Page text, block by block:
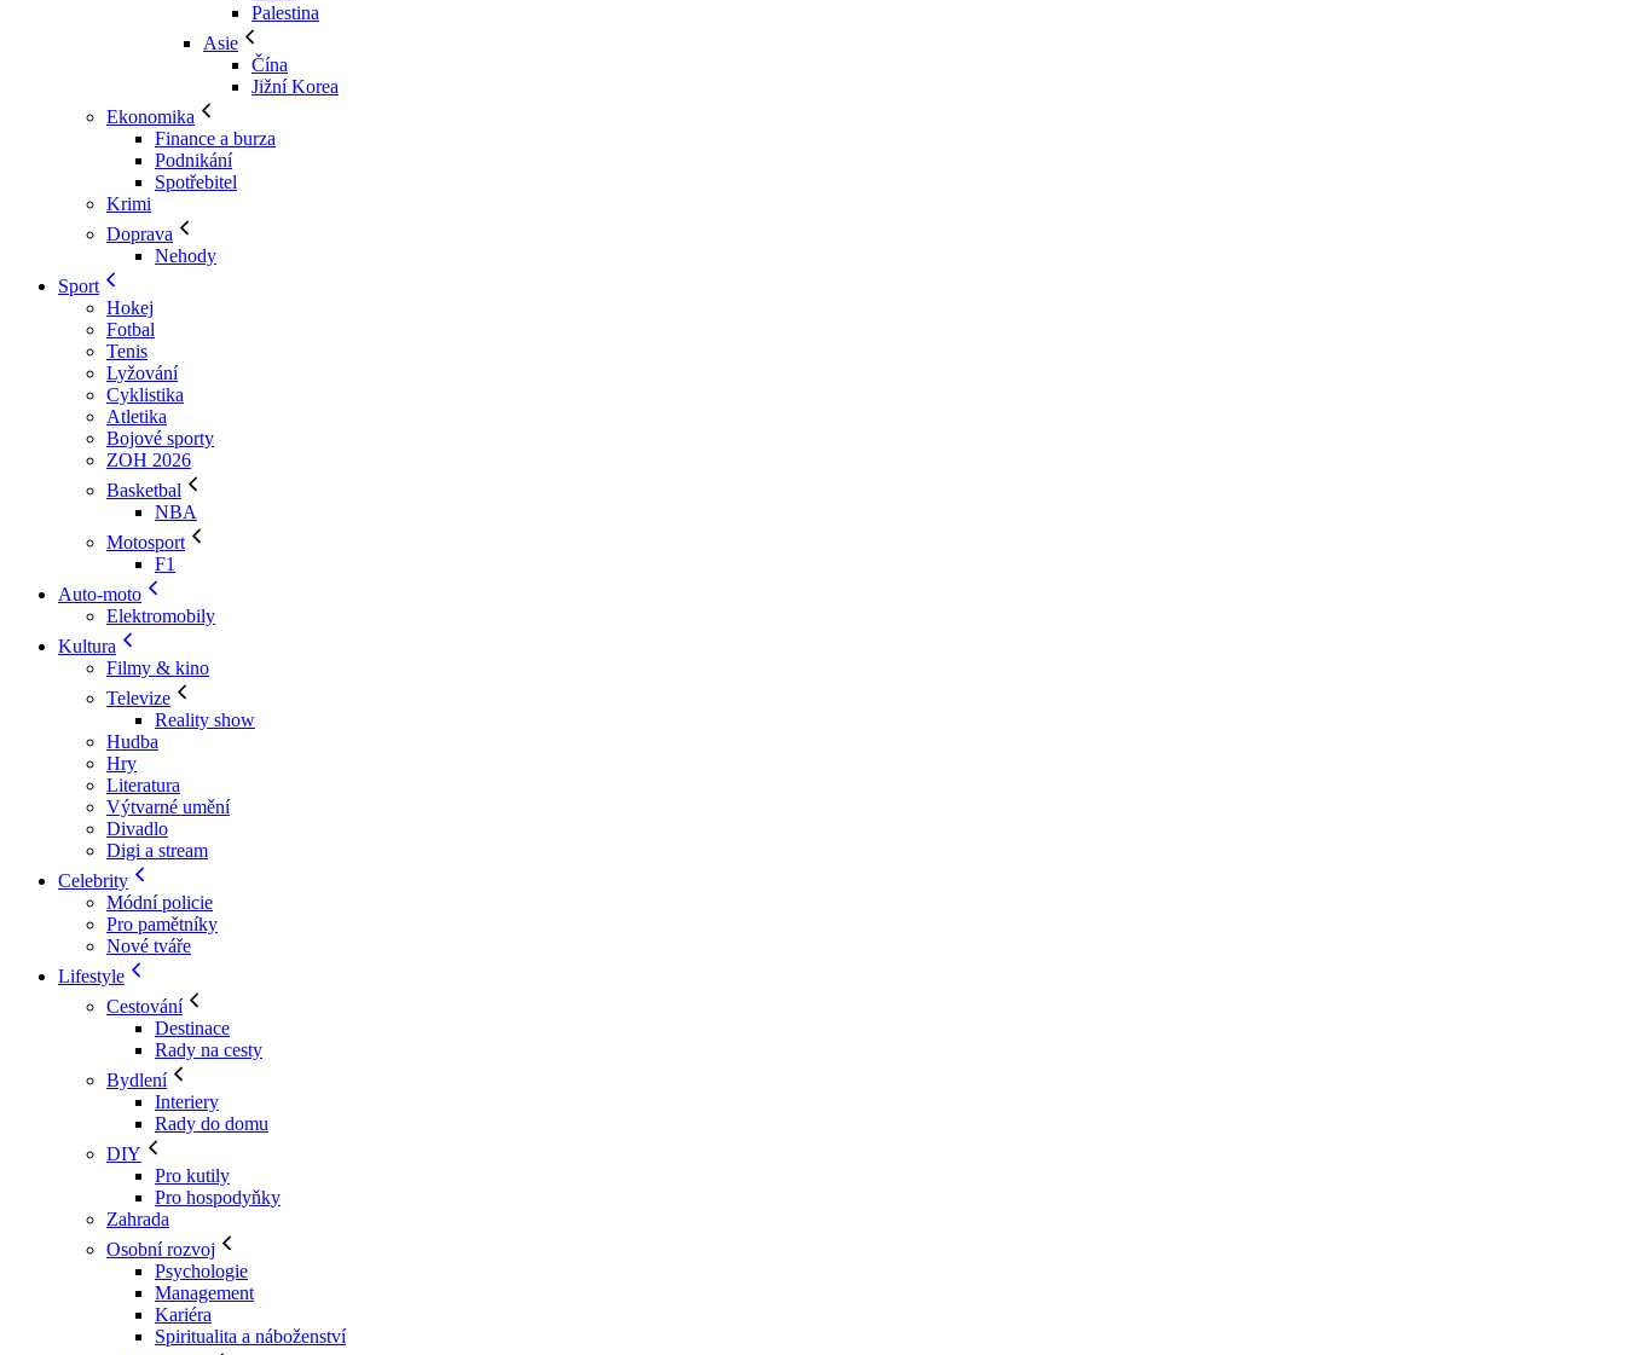
Palestina
Asie
Čína
Jižní Korea
Ekonomika
Finance a burza
Podnikání
Spotřebitel
Krimi
Doprava
Nehody
Sport
Hokej
Fotbal
Tenis
Lyžování
Cyklistika
Atletika
Bojové sporty
ZOH 2026
Basketbal
NBA
Motosport
F1
Auto-moto
Elektromobily
Kultura
Filmy & kino
Televize
Reality show
Hudba
Hry
Literatura
Výtvarné umění
Divadlo
Digi a stream
Celebrity
Módní policie
Pro pamětníky
Nové tváře
Lifestyle
Cestování
Destinace
Rady na cesty
Bydlení
Interiery
Rady do domu
DIY
Pro kutily
Pro hospodyňky
Zahrada
Osobní rozvoj
Psychologie
Management
Kariéra
Spiritualita a náboženství